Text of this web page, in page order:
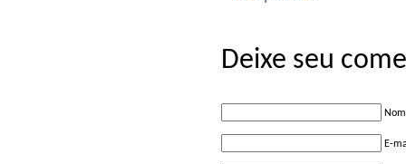
Deixe seu
E-